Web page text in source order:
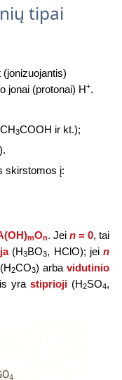
tipai
jonai (pro­tonai) H+.
3COOH ir kt.);
skirstomos į:
mOn. Jei n = 0, tai
(H3BO3, HClO); jei n
(H2CO3) arbavidutinio
yra stiprioji (H2SO4,